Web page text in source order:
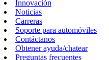
Innovación
Noticias
Carreras
Soporte para automóviles
Contáctanos
Obtener ayuda/chatear
Preguntas frecuentes